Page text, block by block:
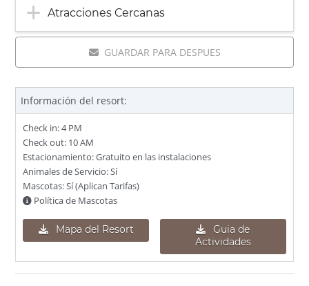
Atracciones Cercanas
GUARDAR PARA DESPUES
Información del resort:
Check in: 4 PM
Check out: 10 AM
Estacionamiento: Gratuito en las instalaciones
Animales de Servicio: Sí
Mascotas: Sí (Aplican Tarifas)
Política de Mascotas
Mapa del Resort
Guia de
Actividades